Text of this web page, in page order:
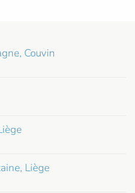
Couvin
Liège